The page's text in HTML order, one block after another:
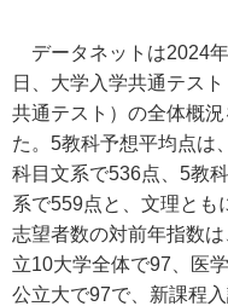
データネットは2024
日、大学入学共通テスト
共通テスト）の全体概況
た。5教科予想平均点は
科目文系で536点、5教
系で559点と、文理とも
志望者数の対前年指数は
立10大学全体で97、医
公立大で97で、新課程入